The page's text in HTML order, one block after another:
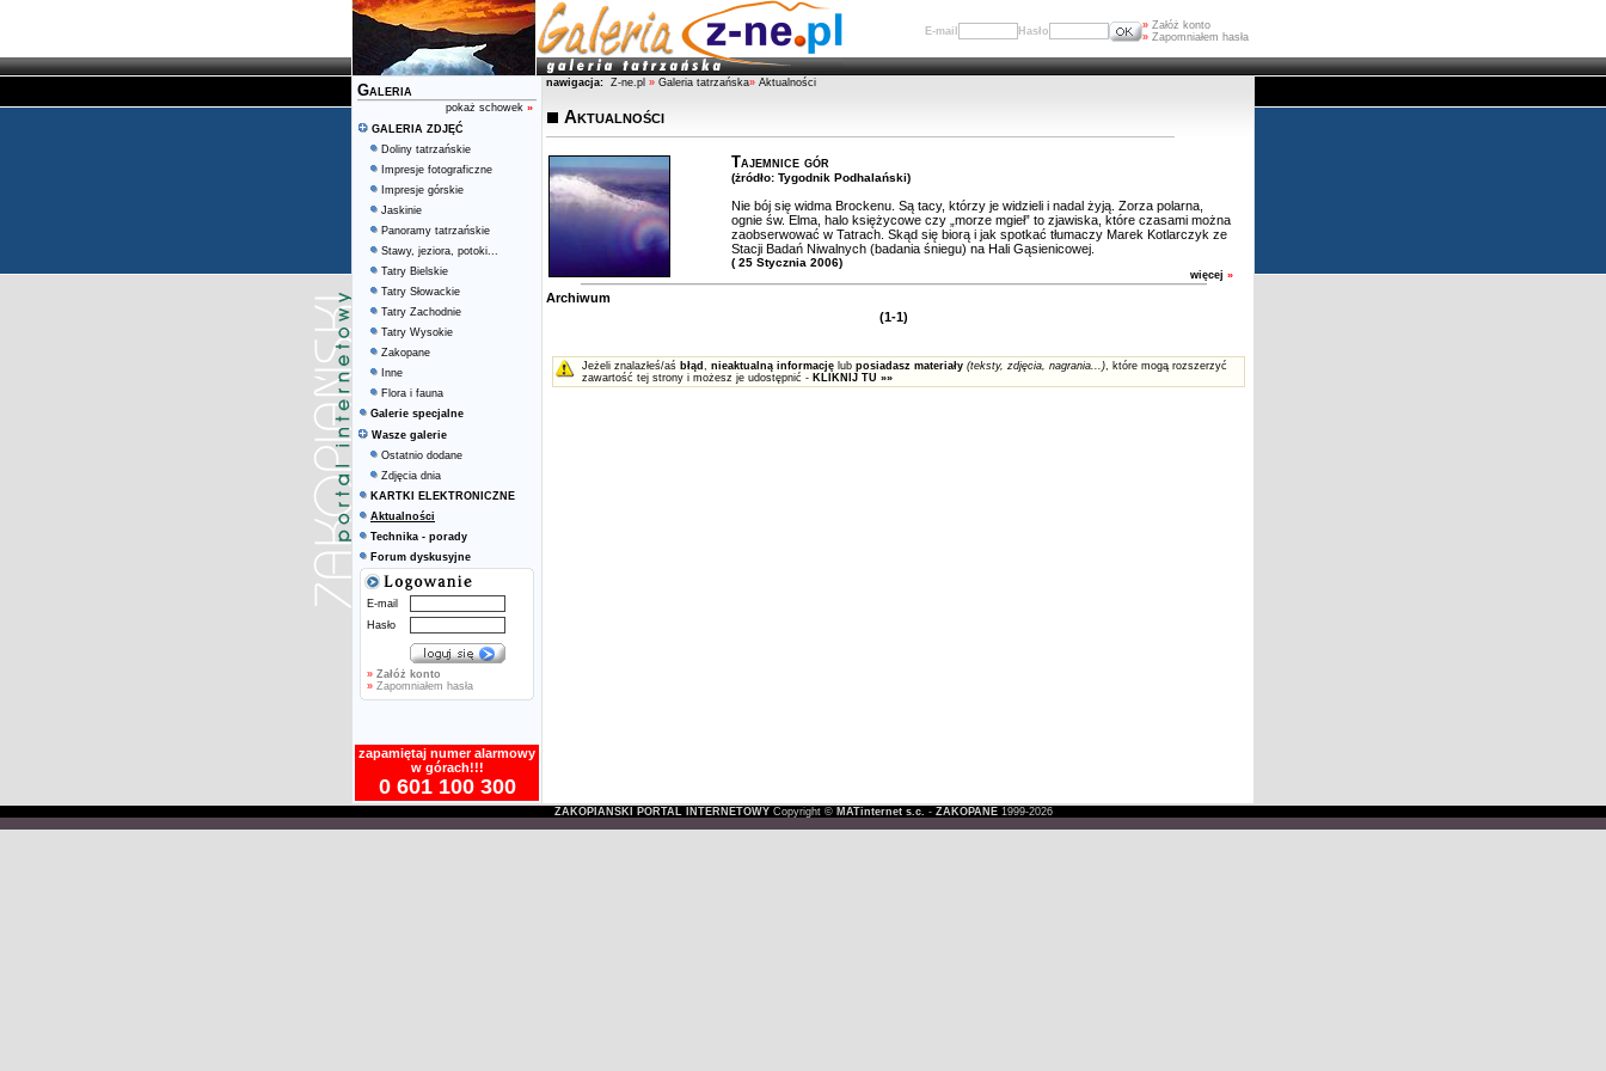
E-mail Hasło » Załóż konto
» Zapomniałem hasła
Galeria
pokaż schowek »
GALERIA ZDJĘĆ
Doliny tatrzańskie
Impresje fotograficzne
Impresje górskie
Jaskinie
Panoramy tatrzańskie
Stawy, jeziora, potoki...
Tatry Bielskie
Tatry Słowackie
Tatry Zachodnie
Tatry Wysokie
Zakopane
Inne
Flora i fauna
Galerie specjalne
Wasze galerie
Ostatnio dodane
Zdjęcia dnia
KARTKI ELEKTRONICZNE
Aktualności
Technika - porady
Forum dyskusyjne
E-mail
Hasło
» Załóż konto
» Zapomniałem hasła
zapamiętaj numer alarmowy
w górach!!!
0 601 100 300
nawigacja: Z-ne.pl » Galeria tatrzańska» Aktualności
Aktualności
Tajemnice gór
(żródło: Tygodnik Podhalański)
Nie bój się widma Brockenu. Są tacy, którzy je widzieli i nadal żyją. Zorza polarna,
ognie św. Elma, halo księżycowe czy „morze mgieł” to zjawiska, które czasami można
zaobserwować w Tatrach. Skąd się biorą i jak spotkać tłumaczy Marek Kotlarczyk ze
Stacji Badań Niwalnych (badania śniegu) na Hali Gąsienicowej.
( 25 Stycznia 2006)
więcej »
Archiwum
(1-1)
Jeżeli znalazłeś/aś błąd , nieaktualną informacjęlub posiadasz materiały (teksty, zdjęcia, nagrania...), które mogą rozszerzyć
zawartość tej strony i możesz je udostępnić - KLIKNIJ TU »»
ZAKOPIAŃSKI PORTAL INTERNETOWYCopyright © MATinternet s.c. - ZAKOPANE1999-2026